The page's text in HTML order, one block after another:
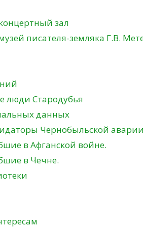
зал
писателя-земляка Г.В.
люди Стародубья
данных
Чернобыльской аварии
в Афганской войне.
в Чечне.